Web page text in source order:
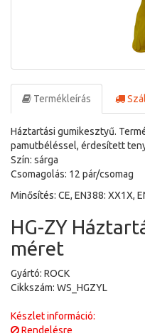
Termékleírás
Háztartási gumikesztyű.
pamutbéléssel, érdesített
Szín: sárga
Csomagolás: 12 pár/csomag
Minősítés: CE, EN388: XX1X,
HG-ZY
méret
Gyártó: ROCK
Cikkszám: WS_HGZYL
Készlet információ:
Rendelésre